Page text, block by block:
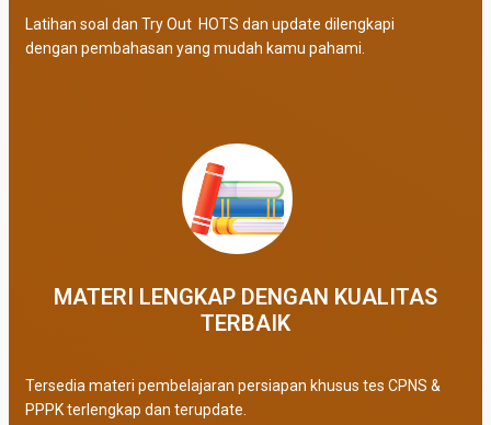
Latihan soal dan Try Out HOTS dan update dilengkapi
dengan pembahasan yang mudah kamu pahami.
MATERI LENGKAP DENGAN KUALITAS
TERBAIK​
Tersedia materi pembelajaran persiapan khusus tes CPNS &
PPPK terlengkap dan terupdate.